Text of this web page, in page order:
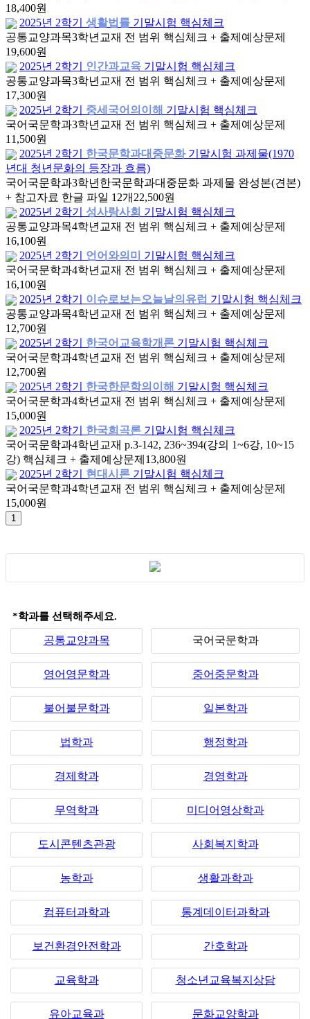
18,400원
2025년 2학기
생활법률 기말시험 핵심체크
공통교양과목3학년 교재 전 범위 핵심체크 + 출제예상문제
19,600원
2025년 2학기
인간과교육 기말시험 핵심체크
공통교양과목3학년 교재 전 범위 핵심체크 + 출제예상문제
17,300원
2025년 2학기
중세국어의이해 기말시험 핵심체크
국어국문학과3학년 교재 전 범위 핵심체크 + 출제예상문제
11,500원
2025년 2학기
한국문학과대중문화 기말시험 과제물(1970
년대 청년문화의 등장과 흐름)
국어국문학과3학년 한국문학과대중문화 과제물 완성본(견본)
+ 참고자료 한글 파일 12개 22,500원
2025년 2학기
성사랑사회 기말시험 핵심체크
공통교양과목4학년 교재 전 범위 핵심체크 + 출제예상문제
16,100원
2025년 2학기
언어와의미 기말시험 핵심체크
국어국문학과4학년 교재 전 범위 핵심체크 + 출제예상문제
16,100원
2025년 2학기
이슈로보는오늘날의유럽 기말시험 핵심체크
공통교양과목4학년 교재 전 범위 핵심체크 + 출제예상문제
12,700원
2025년 2학기
한국어교육학개론 기말시험 핵심체크
국어국문학과4학년 교재 전 범위 핵심체크 + 출제예상문제
12,700원
2025년 2학기
한국한문학의이해 기말시험 핵심체크
국어국문학과4학년 교재 전 범위 핵심체크 + 출제예상문제
15,000원
2025년 2학기
한국희곡론 기말시험 핵심체크
국어국문학과4학년 교재 p.3-142, 236~394(강의 1~6강, 10~15
강) 핵심체크 + 출제예상문제 13,800원
2025년 2학기
현대시론 기말시험 핵심체크
국어국문학과4학년 교재 전 범위 핵심체크 + 출제예상문제
15,000원
*학과를 선택해주세요.
공통교양과목 국어국문학과
영어영문학과 중어중문학과
불어불문학과 일본학과
법학과 행정학과
경제학과 경영학과
무역학과 미디어영상학과
도시콘텐츠관광 사회복지학과
농학과 생활과학과
컴퓨터과학과 통계데이터과학과
보건환경안전학과 간호학과
교육학과 청소년교육복지상담
유아교육과 문화교양학과